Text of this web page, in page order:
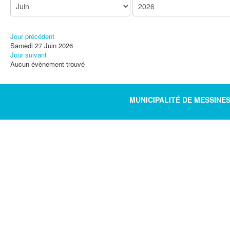
Jour précédent
Samedi 27 Juin 2026
Jour suivant
Aucun évènement trouvé
MUNICIPALITÉ DE MESSINES